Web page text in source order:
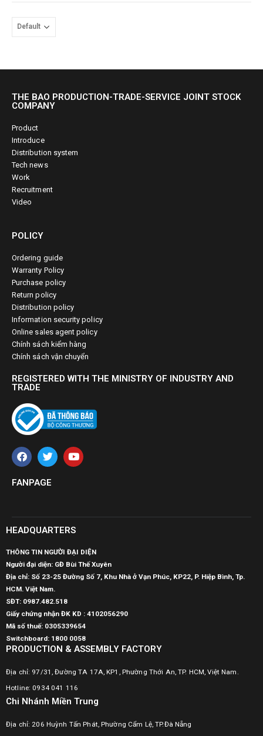
THE BAO PRODUCTION-TRADE-SERVICE JOINT STOCK
COMPANY
Product
Introduce
Distribution system
Tech news
Work
Recruitment
Video
POLICY
Ordering guide
Warranty Policy
Purchase policy
Return policy
Distribution policy
Information security policy
Online sales agent policy
Chính sách kiểm hàng
Chính sách vận chuyển
REGISTERED WITH THE MINISTRY OF INDUSTRY AND
TRADE
FANPAGE
HEADQUARTERS
THÔNG TIN NGƯỜI ĐẠI DIỆN
Người đại diện: GĐ Bùi Thế Xuyên
Địa chỉ: Số 23-25 Đường Số 7, Khu Nhà ở Vạn Phúc, KP22, P. Hiệp Bình, Tp.
HCM. Việt Nam.
SĐT: 0987.482.518
Giấy chứng nhận ĐK KD : 4102056290
Mã số thuế: 0305339654
Switchboard: 1800 0058
PRODUCTION & ASSEMBLY FACTORY
Địa chỉ: 97/31, Đường TA 17A, KP1, Phường Thới An, TP. HCM, Việt Nam.
Hotline: 0934 041 116
Chi Nhánh Miền Trung
Địa chỉ: 206 Huỳnh Tấn Phát, Phường Cẩm Lệ, TP.Đà Nẵng